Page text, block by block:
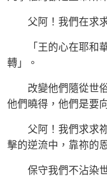
父阿！我們在求求
「王的心在耶和華
轉」。
改變他們隨從世俗
他們曉得，他們是要
父阿！我們求求祢
擊的逆流中，靠祢的
保守我們不沾染世